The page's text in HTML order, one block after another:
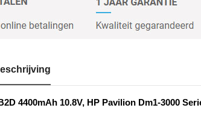
4400mAh 10.8V, HP Pavilion Dm1-3000